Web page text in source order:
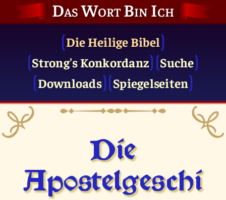
Das Wort Bin Ich
Die Heilige Bibel
Strong's Konkordanz
Suche
Downloads
Spiegelseiten
Die
Apostelgeschi